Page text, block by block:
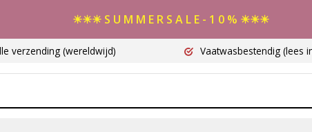
☀☀☀ S U M M E R S A L E - 1 0 % ☀☀☀
verzending (wereldwijd) Vaatwasbestendig (lees